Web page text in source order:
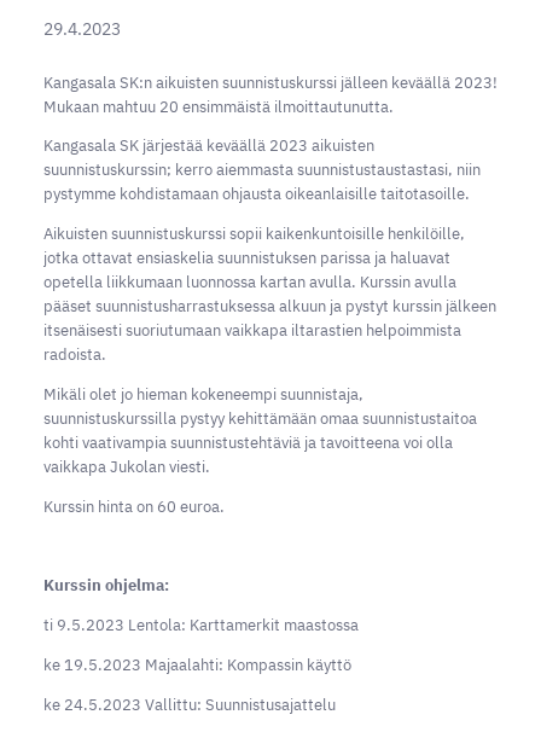
29.4.2023
Kangasala SK:n aikuisten suunnistuskurssi jälleen keväällä 2023!
Mukaan mahtuu 20 ensimmäistä ilmoittautunutta.
Kangasala SK järjestää keväällä 2023 aikuisten
suunnistuskurssin; kerro aiemmasta suunnistustaustastasi, niin
pystymme kohdistamaan ohjausta oikeanlaisille taitotasoille.
Aikuisten suunnistuskurssi sopii kaikenkuntoisille henkilöille,
jotka ottavat ensiaskelia suunnistuksen parissa ja haluavat
opetella liikkumaan luonnossa kartan avulla. Kurssin avulla
pääset suunnistusharrastuksessa alkuun ja pystyt kurssin jälkeen
itsenäisesti suoriutumaan vaikkapa iltarastien helpoimmista
radoista.
Mikäli olet jo hieman kokeneempi suunnistaja,
suunnistuskurssilla pystyy kehittämään omaa suunnistustaitoa
kohti vaativampia suunnistustehtäviä ja tavoitteena voi olla
vaikkapa Jukolan viesti.
Kurssin hinta on 60 euroa.
Kurssin ohjelma:
ti 9.5.2023 Lentola: Karttamerkit maastossa
ke 19.5.2023 Majaalahti: Kompassin käyttö
ke 24.5.2023 Vallittu: Suunnistusajattelu